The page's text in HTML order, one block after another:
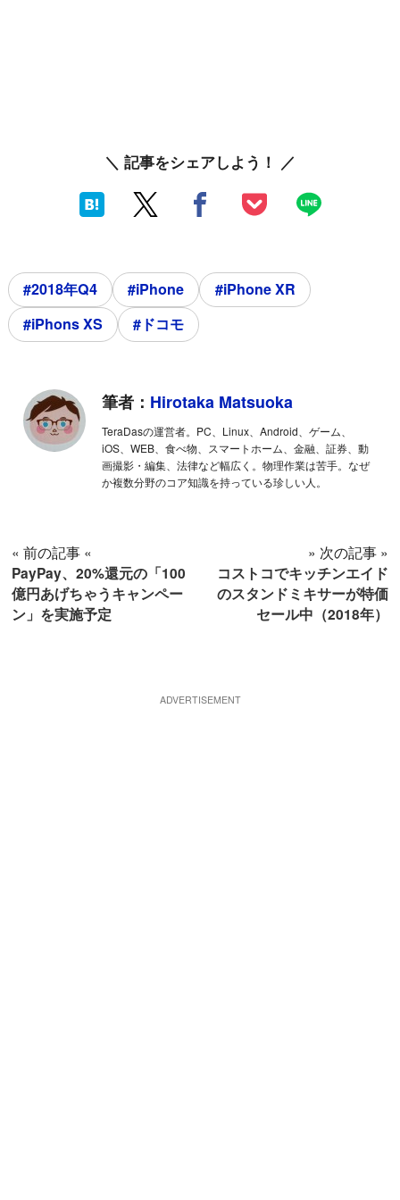
＼ 記事をシェアしよう！ ／
#2018年Q4 #iPhone
#iPhone XR
#iPhons XS
#ドコモ
筆者： Hirotaka Matsuoka
TeraDasの運営者。PC、Linux、Android、ゲーム、
iOS、WEB、食べ物、スマートホーム、金融、証券、動
画撮影・編集、法律など幅広く。物理作業は苦手。なぜ
か複数分野のコア知識を持っている珍しい人。
« 前の記事 «
PayPay、20%還元の「100
億円あげちゃうキャンペー
ン」を実施予定
» 次の記事 »
コストコでキッチンエイド
のスタンドミキサーが特価
セール中（2018年）